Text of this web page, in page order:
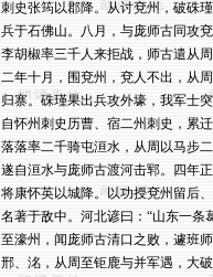
刺史张筠以郡降。从讨兗州，破硃
兵于石佛山。八月，与庞师古同攻
李胡椒率三千人来拒战，师古遣从
二年十月，围兗州，兗人不出，从
归寨。硃瑾果出兵攻外壕，我军士
自怀州刺史历曹、宿二州刺史，累
落落率二千骑屯洹水，从周以马步
遂自洹水与庞师古渡河击郓。四年
将康怀英以城降。以功授兗州留后
名著于敌中。河北谚曰：“山东一条
至濠州，闻庞师古清口之败，遽班
邢、洺，从周至钜鹿与并军遇，大